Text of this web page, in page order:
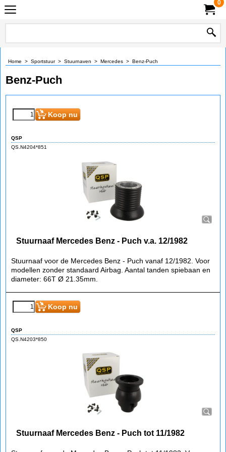
0
Home > Sportstuur> Stuurnaven > Mercedes > Benz-Puch
Benz-Puch
Koop nu
QSP
QS.N4204*851
Stuurnaaf Mercedes Benz - Puch v.a. 12/1982
Stuurnaaf voor de Mercedes Benz - Puch vanaf 12/1982. Voor
modellen zonder standaard Airbag. Aantal tanden spiebaan en
diameter: 66T Ø 21.35mm.
Koop nu
QSP
QS.N4203*850
Stuurnaaf Mercedes Benz - Puch tot 11/1982